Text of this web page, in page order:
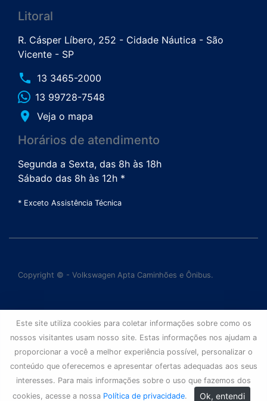
Litoral
R. Cásper Líbero, 252 - Cidade Náutica - São
Vicente - SP
phone 13 3465-2000
13 99728-7548
place Veja o mapa
Horários de atendimento
Segunda a Sexta, das 8h às 18h
Sábado das 8h às 12h *
* Exceto Assistência Técnica
Copyright © - Volkswagen Apta Caminhões e Ônibus.
Este site utiliza cookies para coletar informações sobre como os
nossos visitantes usam nosso site. Estas informações nos ajudam a
proporcionar a você a melhor experiência possível, personalizar o
conteúdo que oferecemos e apresentar ofertas adequadas aos seus
interesses. Para mais informações sobre o uso que fazemos dos
cookies, acesse a nossa Política de privacidade. Ok, entendi